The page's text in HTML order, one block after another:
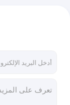
فيلم الطباعة
مواد الطباعة